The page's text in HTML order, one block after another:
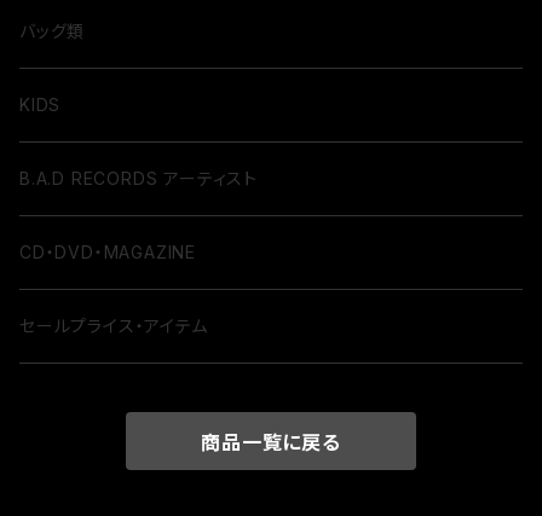
バッグ類
KIDS
B.A.D RECORDS アーティスト
CD・DVD・MAGAZINE
セールプライス・アイテム
商品一覧に戻る